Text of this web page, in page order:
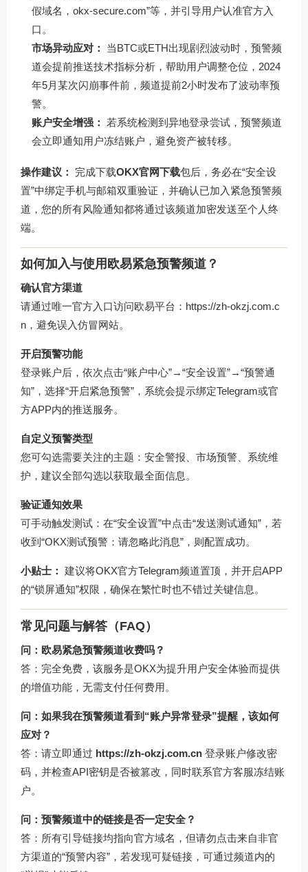
假域名，okx-secure.com”等，并引导用户认准官方入
口。
市场异动应对：
当BTC或ETH出现剧烈波动时，预警频
道会提前推送技术指标分析，帮助用户调整仓位，2024
年5月某次闪崩事件前，频道提前2小时发布了波动率预
警。
账户安全增强：
若系统检测到异地登录尝试，预警频道
会立即通知用户冻结账户，避免资产被转移。
操作建议： 完成下载OKX官网下载包后，务必在“安全设
置”中绑定手机与邮箱双重验证，并确认已加入紧急预警频
道，您的所有风险通知都将通过该频道加密发送至个人终
端。
如何加入与使用欧易紧急预警频道？
确认官方渠道
请通过唯一官方入口访问欧易平台： https://zh-okzj.com.c
n ，避免误入仿冒网站。
开启预警功能
登录账户后，依次点击“账户中心”→“安全设置”→“预警通
知”，选择“开启紧急预警”，系统会提示绑定Telegram或官
方APP内的推送服务。
自定义预警类型
您可勾选需要关注的主题：安全警报、市场预警、系统维
护，建议全部勾选以获取最全面信息。
验证通知效果
可手动触发测试：在“安全设置”中点击“发送测试通知”，若
收到“OKX测试预警：请忽略此消息”，则配置成功。
小贴士： 建议将OKX官方Telegram频道置顶，并开启APP
的“锁屏通知”权限，确保在繁忙时也不错过关键信息。
常见问题与解答（FAQ）
问：欧易紧急预警频道收费吗？
答：完全免费，该服务是OKX为提升用户安全体验而提供
的增值功能，无需支付任何费用。
问：如果我在预警频道看到“账户异常登录”提醒，该如何
应对？
答：请立即通过 https://zh-okzj.com.cn 登录账户修改密
码，并检查API密钥是否被篡改，同时联系官方客服冻结账
户。
问：预警频道中的链接是否一定安全？
答：所有引导链接均指向官方域名，但请勿点击来自非官
方渠道的“预警内容”，若发现可疑链接，可通过频道内的